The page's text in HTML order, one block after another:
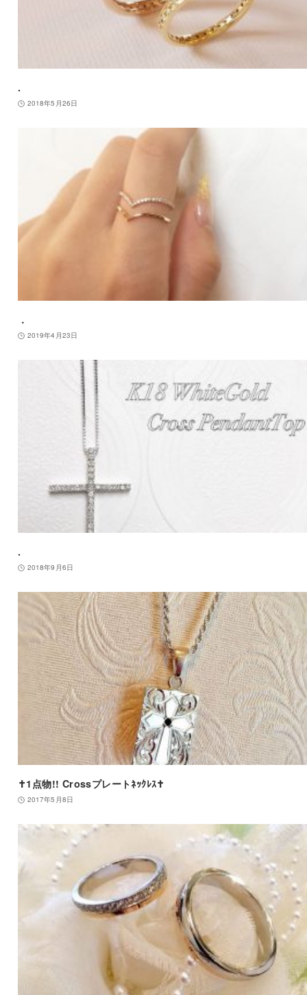
.
2018年5月26日
．
2019年4月23日
.
2018年9月6日
✝1点物!! Crossプレートﾈｯｸﾚｽ✝
2017年5月8日